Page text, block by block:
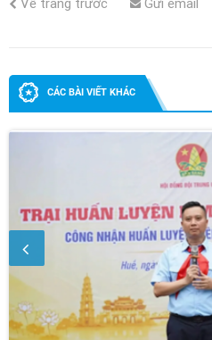
Về trang trước Gửi email
CÁC BÀI VIẾT KHÁC